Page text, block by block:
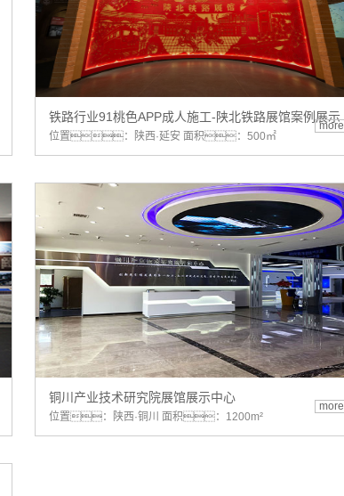
铁路行业91桃色APP成人施工-陕北铁路展馆案例展示
位置：陕西·延安 面积：500㎡
more
铜川产业技术研究院展馆展示中心
位置：陕西·铜川 面积：1200m²
more